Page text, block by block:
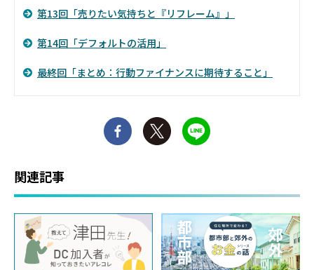
第13回「売りたい気持ちと『リフレーム』」
第14回「デフォルトの活用」
最終回「まとめ：行動ファイナンスに期待すること」
関連記事